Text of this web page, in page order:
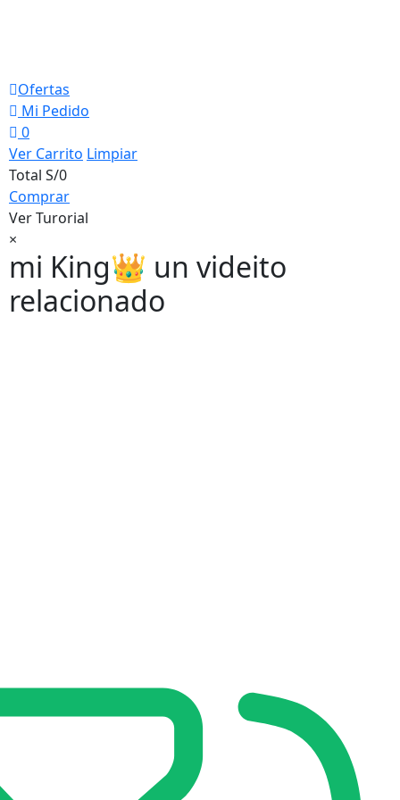
Ofertas
Mi Pedido
0
Ver Carrito Limpiar
Total S/0
Comprar
Ver Turorial
×
mi King👑 un videito
relacionado